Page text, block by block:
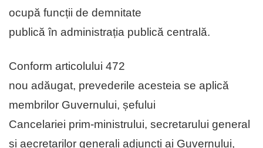
ocupă funcții de demnitate
publică în administrația publică centrală.
Conform articolului 472
nou adăugat, prevederile acesteia se aplică
membrilor Guvernului, șefului
Cancelariei prim-ministrului, secretarului general
și aecretarilor generali adjuncți ai Guvernului,